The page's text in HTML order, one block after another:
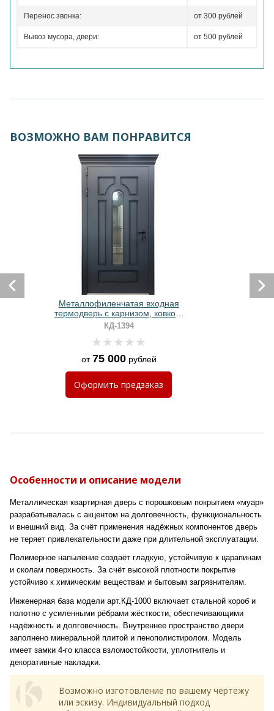
Перенос звонка: от 300 рублей
Вывоз мусора, двери: от 500 рублей
ВОЗМОЖНО ВАМ ПОНРАВИТСЯ
Металлофиленчатая входная
термодверь с карнизом, ковкой,
остеклением и порошковой
покраской антрацит
КД-1394
от75 000рублей
Оформить предзаказ
Особенности и описание модели
Металлическая квартирная дверь с порошковым покрытием «муар»
разрабатывалась с акцентом на долговечность, функциональность
и внешний вид. За счёт применения надёжных компонентов дверь
не теряет привлекательности даже при длительной эксплуатации.
Полимерное напыление создаёт гладкую, устойчивую к царапинам
и сколам поверхность. За счёт высокой плотности покрытие
устойчиво к химическим веществам и бытовым загрязнителям.
Инженерная база модели арт.КД-1000 включает стальной короб и
полотно с усиленными рёбрами жёсткости, обеспечивающими
надёжность и долговечность. Внутреннее пространство двери
заполнено минеральной плитой и пенополистиролом. Модель
имеет замки 4-го класса взломостойкости, уплотнитель и
декоративные накладки.
Возможно изготовление по вашему чертежу
или эскизу. Индивидуальный подход